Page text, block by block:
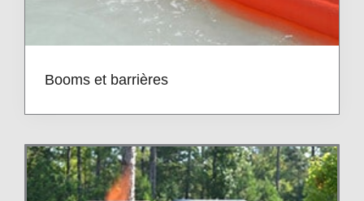
Booms et barrières